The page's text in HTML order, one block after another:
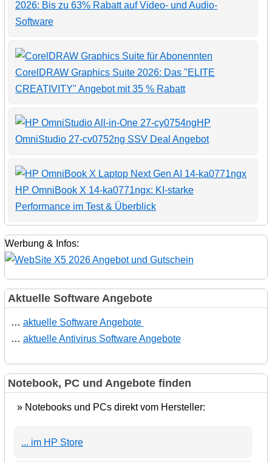
2026: Bis zu 63% Rabatt auf Video- und Audio-
Software
CorelDRAW Graphics Suite 2026: Das "ELITE
CREATIVITY" Angebot mit 35 % Rabatt
HP
OmniStudio 27-cv0752ng SSV Deal Angebot
HP OmniBook X 14-ka0771ngx: KI-starke
Performance im Test & Überblick
Werbung & Infos:
Aktuelle Software Angebote
… aktuelle Software Angebote
… aktuelle Antivirus Software Angebote
Notebook, PC und Angebote finden
» Notebooks und PCs direkt vom Hersteller:
... im HP Store